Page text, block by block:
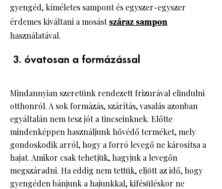
gyengéd, kíméletes sampont és egyszer-egyszer
érdemes kiváltani a mosástszáraz sampon
használatával.
3. óvatosan a formázással
Mindannyian szeretünk rendezett frizurával elindulni
otthonról. A sok formázás, szárítás, vasalás azonban
egyáltalán nem tesz jót a tincseinknek. Előtte
mindenképpen használjunk hővédő terméket, mely
gondoskodik arról, hogy a forró levegő ne károsítsa a
hajat. Amikor csak tehetjük, hagyjuk a levegőn
megszáradni. Ha eddig nem tettük, eljött az idő, hogy
gyengéden bánjunk a hajunkkal, kifésüléskor ne